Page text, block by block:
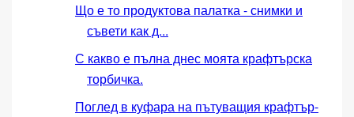
Що е то продуктова палатка - снимки и
съвети как д...
С какво е пълна днес моята крафтърска
торбичка.
Поглед в куфара на пътуващия крафтър-